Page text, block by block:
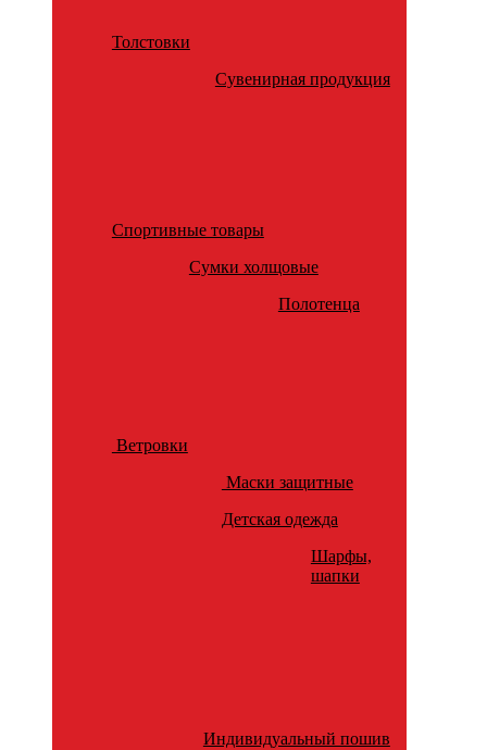
Толстовки
Сувенирная продукция
Спортивные товары
Сумки холщовые
Полотенца
Ветровки
Маски защитные
Детская одежда
Шарфы,
шапки
Индивидуальный пошив